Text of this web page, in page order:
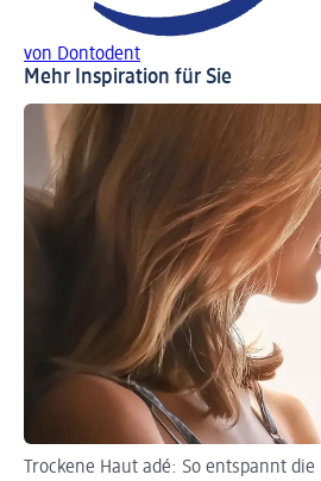
von Dontodent
Mehr Inspiration für Sie
Trockene Haut adé: So entspannt